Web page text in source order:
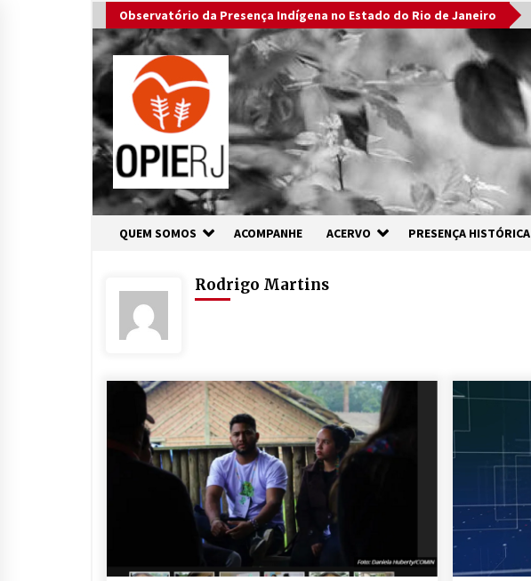
to
content
Observatório da Presença Indígena no Estado do Rio de Janeiro
QUEM SOMOS ACOMPANHE ACERVO PRESENÇA HISTÓRICA
Rodrigo Martins